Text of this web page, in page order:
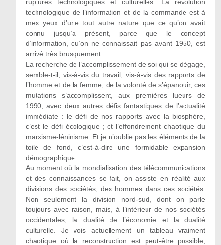
ruptures technologiques et culturelles. La révolution
technologique de l’information et de la commande est à
mes yeux d’une tout autre nature que ce qu’on avait
connu jusqu’à présent, parce que le concept
d’information, qu’on ne connaissait pas avant 1950, est
arrivé très brusquement.
La recherche de l’accomplissement de soi qui se dégage,
semble-t-il, vis-à-vis du travail, vis-à-vis des rapports de
l’homme et de la femme, de la volonté de s’épanouir, ces
mutations s’accomplissent, aux premières lueurs de
1990, avec deux autres défis fantastiques de l’actualité
immédiate : le défi de nos rapports avec la biosphère,
c’est le défi écologique ; et l’effondrement chaotique du
marxisme-léninisme. Et je n’oublie pas les éléments de la
toile de fond, c’est-à-dire une formidable expansion
démographique.
Au moment où la mondialisation des télécommunications
et des connaissances se fait, on assiste en réalité aux
divisions des sociétés, des hommes dans ces sociétés.
Non seulement la division nord-sud, dont on parle
toujours avec raison, mais, à l’intérieur de nos sociétés
occidentales, la dualité de l’économie et la dualité
culturelle. Je vois actuellement un tableau vraiment
chaotique où la reconstruction est peut-être possible,